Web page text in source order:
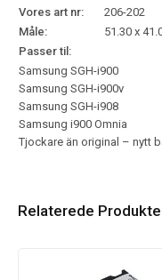
Vores art nr:
206-202
Måle:
51.30 x
Passer til:
Samsung SGH-i900
Samsung SGH-i900v
Samsung SGH-i908
Samsung i900 Omnia
Tjockare än original – nytt
Relaterede